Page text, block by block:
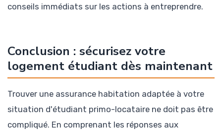
conseils immédiats sur les actions à entreprendre.
Conclusion : sécurisez votre
logement étudiant dès maintenant
Trouver une assurance habitation adaptée à votre
situation d'étudiant primo-locataire ne doit pas être
compliqué. En comprenant les réponses aux